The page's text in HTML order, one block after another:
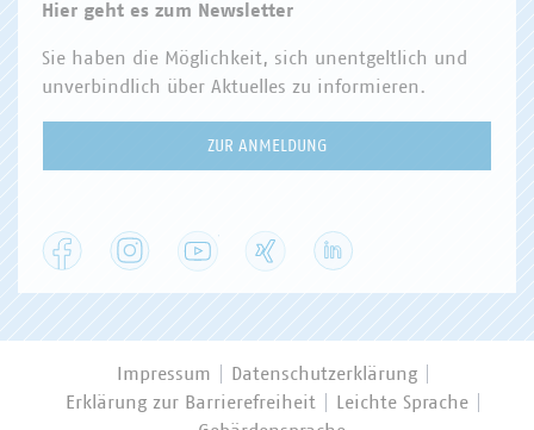
Hier geht es zum Newsletter
Sie haben die Möglichkeit, sich unentgeltlich und
unverbindlich über Aktuelles zu informieren.
ZUR ANMELDUNG
Facebook Instagram YouTube
Impressum
Datenschutzerklärung
Erklärung zur Barrierefreiheit
Leichte Sprache